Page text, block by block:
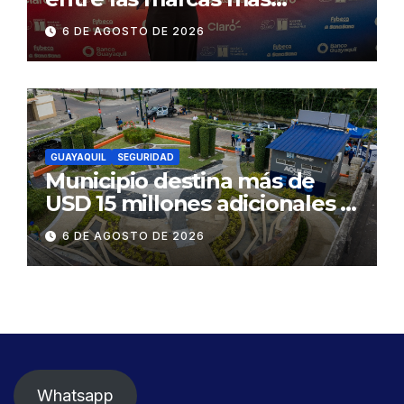
influyentes del Ecuador
6 DE AGOSTO DE 2026
GUAYAQUIL SEGURIDAD
Municipio destina más de
USD 15 millones adicionales a
SEGURA EP para fortalecer la
seguridad ciudadana
6 DE AGOSTO DE 2026
Whatsapp